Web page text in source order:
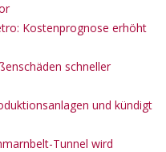
Kostenprognose erhöht
schneller
und kündigt
Tunnel wird